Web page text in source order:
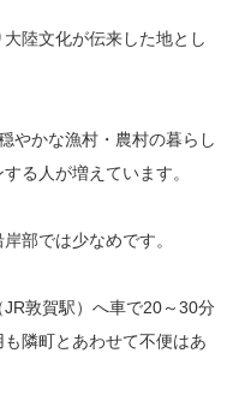
陸文化が伝来した地とし
やかな漁村・農村の暮らし
る人が増えています。
部では少なめです。
敦賀駅）へ車で20～30分
隣町とあわせて不便はあ